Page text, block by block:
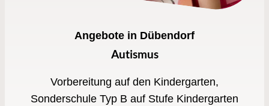
Angebote in Dübendorf
Autismus
Vorbereitung auf den Kindergarten,
Sonderschule Typ B auf Stufe Kindergarten